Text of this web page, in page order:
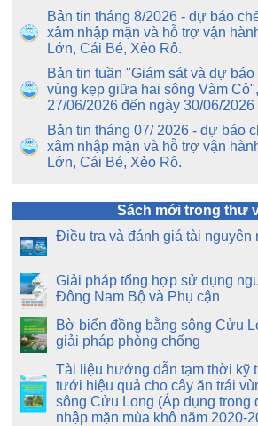
Bản tin tháng 8/2026 - dự báo
xâm nhập mặn và hỗ trợ vận
Lớn, Cái Bé, Xẻo Rô.
Bản tin tuần "Giám sát và dự
vùng kẹp giữa hai sông Vàm
27/06/2026 đến ngày 30/06/2026
Bản tin tháng 07/ 2026 - dự báo
xâm nhập mặn và hỗ trợ vận
Lớn, Cái Bé, Xẻo Rô.
Sách mới trong thư
Điều tra và đánh giá tài nguyên
Giải pháp tổng hợp sử dụng
Đông Nam Bộ và Phụ cận
Bờ biển đồng bằng sông Cửu
giải pháp phòng chống
Tài liệu hướng dẫn tạm thời kỹ
tưới hiệu quả cho cây ăn trái
sông Cửu Long (Áp dụng trong
nhập mặn mùa khô năm 2020-